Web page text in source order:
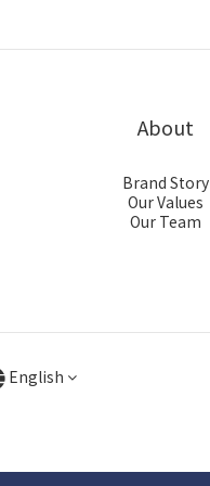
About
Brand Story
Our Values
Our Team
English